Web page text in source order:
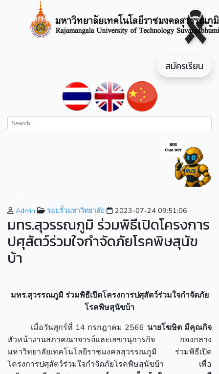
สมัครเรียน
Admin รอบรั้วมหาวิทยาลัย 2023-07-24 09:51:06
มทร.สุวรรณภูมิ ร่วมพิธีเปิดโครงการ
ปศุสัตว์ร่วมใจกำจัดภัยโรคพิษสุนัข
บ้า
มทร.สุวรรณภูมิ ร่วมพิธีเปิดโครงการปศุสัตว์ร่วมใจกำจัดภัย
โรคพิษสุนัขบ้า
เมื่อวันศุกร์ที่ 14 กรกฎาคม 2566 นายโฆษิต มีคุณกิจ
หัวหน้างานสภาคณาจารย์และเลขานุการกิจ กองกลาง
มหาวิทยาลัยเทคโนโลยีราชมงคลสุวรรณภูมิ ร่วมพิธีเปิด
โครงการปศุสัตว์ร่วมใจกำจัดภัยโรคพิษสุนัขบ้า เพื่อ